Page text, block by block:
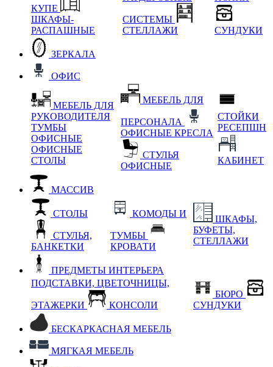
КУПЕ
ШКАФЫ-
РАСПАШНЫЕ
СИСТЕМЫ
СТЕЛЛАЖИ
СУНДУКИ
ЗЕРКАЛА
ОФИС
МЕБЕЛЬ ДЛЯ
РУКОВОДИТЕЛЯ
ТУМБЫ
ОФИСНЫЕ
ОФИСНЫЕ
СТОЛЫ
МЕБЕЛЬ ДЛЯ
ПЕРСОНАЛА
ОФИСНЫЕ КРЕСЛА
СТУЛЬЯ
ОФИСНЫЕ
СТОЙКИ
РЕСЕПШН
КАБИНЕТ
МАССИВ
СТОЛЫ
СТУЛЬЯ,
БАНКЕТКИ
КОМОДЫ И
ТУМБЫ
КРОВАТИ
ШКАФЫ,
БУФЕТЫ,
СТЕЛЛАЖИ
ПРЕДМЕТЫ ИНТЕРЬЕРА
ПОДСТАВКИ, ЦВЕТОЧНИЦЫ,
ЭТАЖЕРКИ КОНСОЛИ
БЮРО
СУНДУКИ
БЕСКАРКАСНАЯ МЕБЕЛЬ
МЯГКАЯ МЕБЕЛЬ